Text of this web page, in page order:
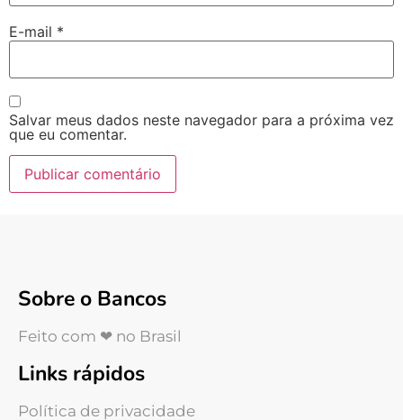
E-mail *
Salvar meus dados neste navegador para a próxima vez
que eu comentar.
Sobre o Bancos
Feito com ❤ no Brasil
Links rápidos
Política de privacidade